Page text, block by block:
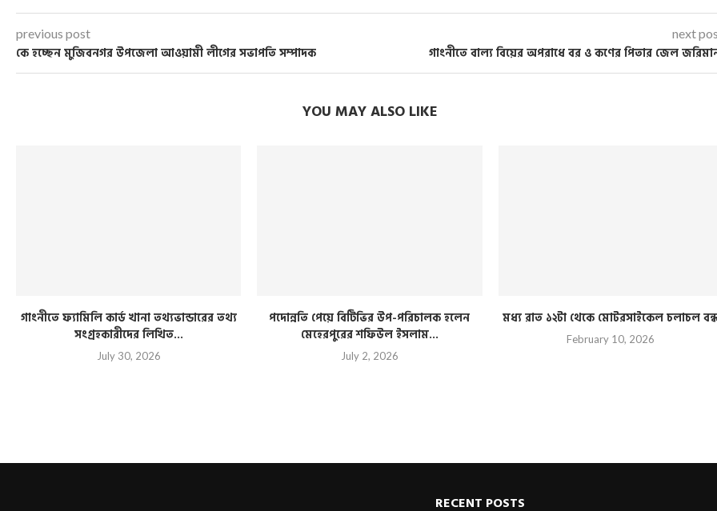
previous post
কে হচ্ছেন মুজিবনগর উপজেলা আওয়ামী লীগের সভাপতি সম্পাদক
next
গাংনীতে বাল্য বিয়ের অপরাধে বর ও কণের পিতার জেল
YOU MAY ALSO LIKE
গাংনীতে ফ্যামিলি কার্ড খানা তথ্যভান্ডারের তথ্য
সংগ্রহকারীদের লিখিত...
July 30, 2026
পদোন্নতি পেয়ে বিটিভির উপ-পরিচালক হলেন
মেহেরপুরের শফিউল ইসলাম...
July 2, 2026
মধ্য রাত ১২টা থেকে মোটরসাইকেল চলাচল
February 10, 2026
RECENT POSTS